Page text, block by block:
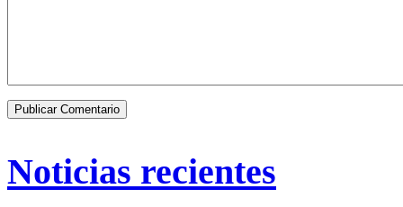
Noticias recientes